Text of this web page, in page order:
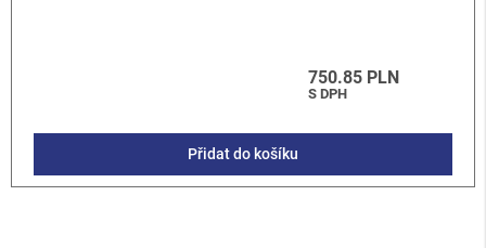
750.85 PLN
S DPH
Přidat do košíku